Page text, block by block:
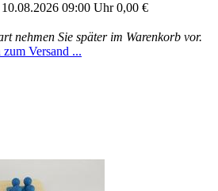
09:00 Uhr 0,00 €
nehmen Sie später im Warenkorb vor.
Versand ...